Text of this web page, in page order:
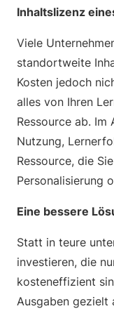
Inhaltslizenz
Viele
standortweite
Kosten jedoch
alles von Ihren
Ressource ab. Im
Nutzung,
Ressource, die
Personalisierung
Eine bessere
Statt in teure
investieren, die
kosteneffizient
Ausgaben gezielt